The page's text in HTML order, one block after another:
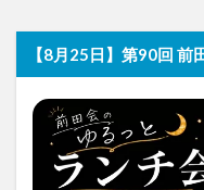
【8月25日】第90回 前